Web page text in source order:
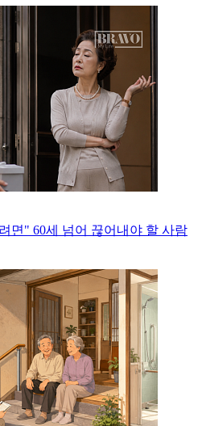
면" 60세 넘어 끊어내야 할 사람